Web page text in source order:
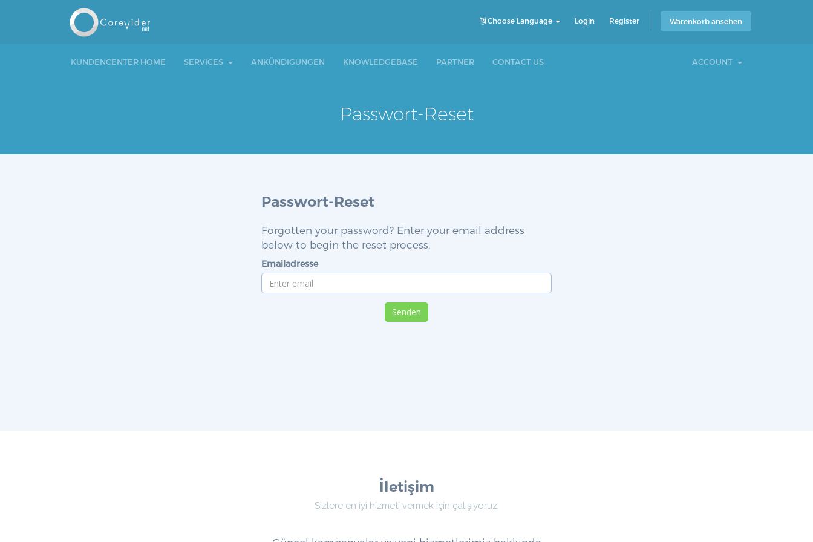
Choose Language Login Register Warenkorb ansehen
KUNDENCENTER HOME SERVICES ANKÜNDIGUNGEN KNOWLEDGEBASE PARTNER CONTACT US ACCOUNT
Passwort-Reset
Passwort-Reset
Forgotten your password? Enter your email address
below to begin the reset process.
Emailadresse
Senden
İletişim
Sizlere en iyi hizmeti vermek için çalışıyoruz.